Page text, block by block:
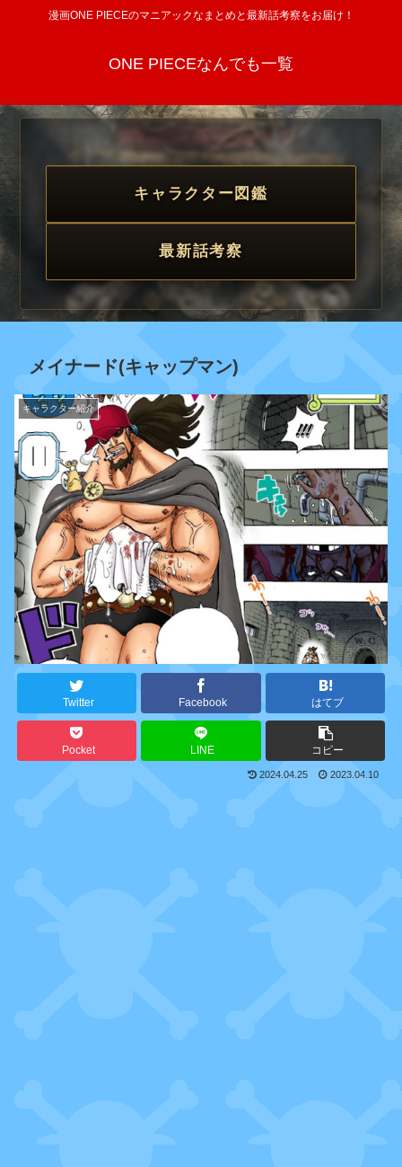
漫画ONE PIECEのマニアックなまとめと最新話考察をお届け！
ONE PIECEなんでも一覧
キャラクター図鑑
最新話考察
メイナード(キャップマン)
キャラクター紹介
Twitter Facebook はてブ
Pocket LINE コピー
2024.04.25 2023.04.10